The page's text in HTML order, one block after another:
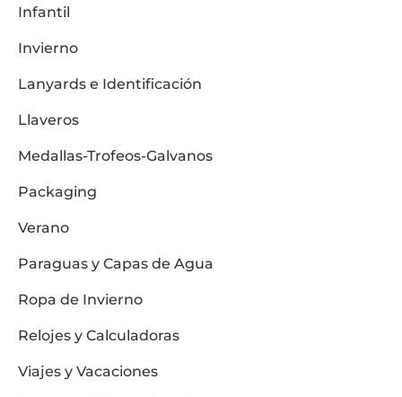
Infantil
Invierno
Lanyards e Identificación
Llaveros
Medallas-Trofeos-Galvanos
Packaging
Verano
Paraguas y Capas de Agua
Ropa de Invierno
Relojes y Calculadoras
Viajes y Vacaciones